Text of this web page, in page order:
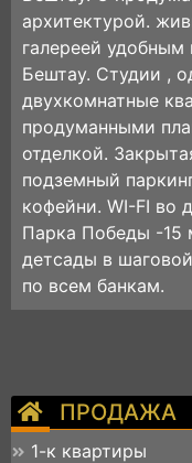
ПРОДАЖА
1-к квартиры
архитектурой.
галереей
Бештау. Студии ,
двухкомнатные
продуманными
отделкой.
подземный
кофейни. WI-FI во
Парка Победы -15
детсады в
по всем банкам.